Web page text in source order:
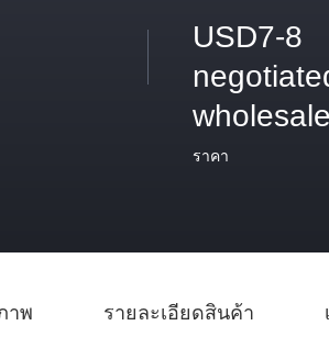
USD7-8
ราคา
าพ รายละเอียดสินค้า